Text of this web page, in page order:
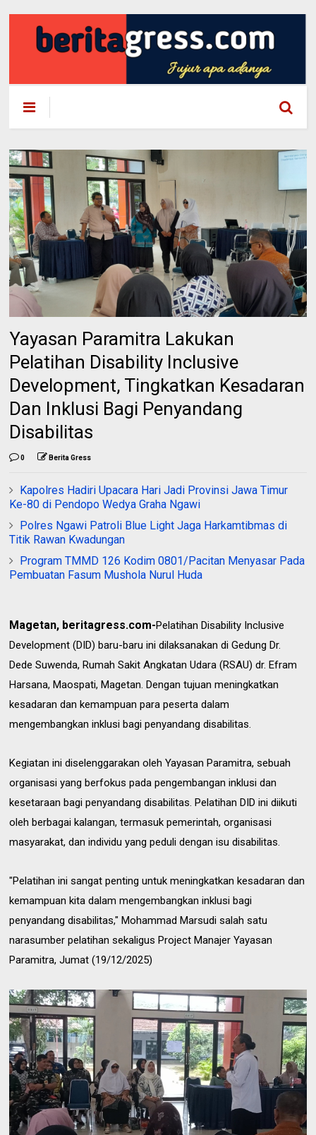
Yayasan Paramitra Lakukan
Pelatihan Disability Inclusive
Development, Tingkatkan Kesadaran
Dan Inklusi Bagi Penyandang
Disabilitas
0 Berita Gress
Kapolres Hadiri Upacara Hari Jadi Provinsi Jawa Timur
Ke-80 di Pendopo Wedya Graha Ngawi
Polres Ngawi Patroli Blue Light Jaga Harkamtibmas di
Titik Rawan Kwadungan
Program TMMD 126 Kodim 0801/Pacitan Menyasar Pada
Pembuatan Fasum Mushola Nurul Huda
Magetan, beritagress.com-Pelatihan Disability Inclusive
Development (DID) baru-baru ini dilaksanakan di Gedung Dr.
Dede Suwenda, Rumah Sakit Angkatan Udara (RSAU) dr. Efram
Harsana, Maospati, Magetan. Dengan tujuan meningkatkan
kesadaran dan kemampuan para peserta dalam
mengembangkan inklusi bagi penyandang disabilitas.
Kegiatan ini diselenggarakan oleh Yayasan Paramitra, sebuah
organisasi yang berfokus pada pengembangan inklusi dan
kesetaraan bagi penyandang disabilitas. Pelatihan DID ini diikuti
oleh berbagai kalangan, termasuk pemerintah, organisasi
masyarakat, dan individu yang peduli dengan isu disabilitas.
"Pelatihan ini sangat penting untuk meningkatkan kesadaran dan
kemampuan kita dalam mengembangkan inklusi bagi
penyandang disabilitas," Mohammad Marsudi salah satu
narasumber pelatihan sekaligus Project Manajer Yayasan
Paramitra, Jumat (19/12/2025)